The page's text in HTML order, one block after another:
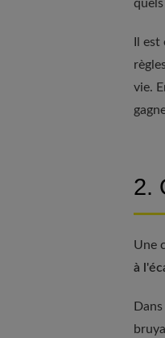
Il
vie.
2.
Une
à